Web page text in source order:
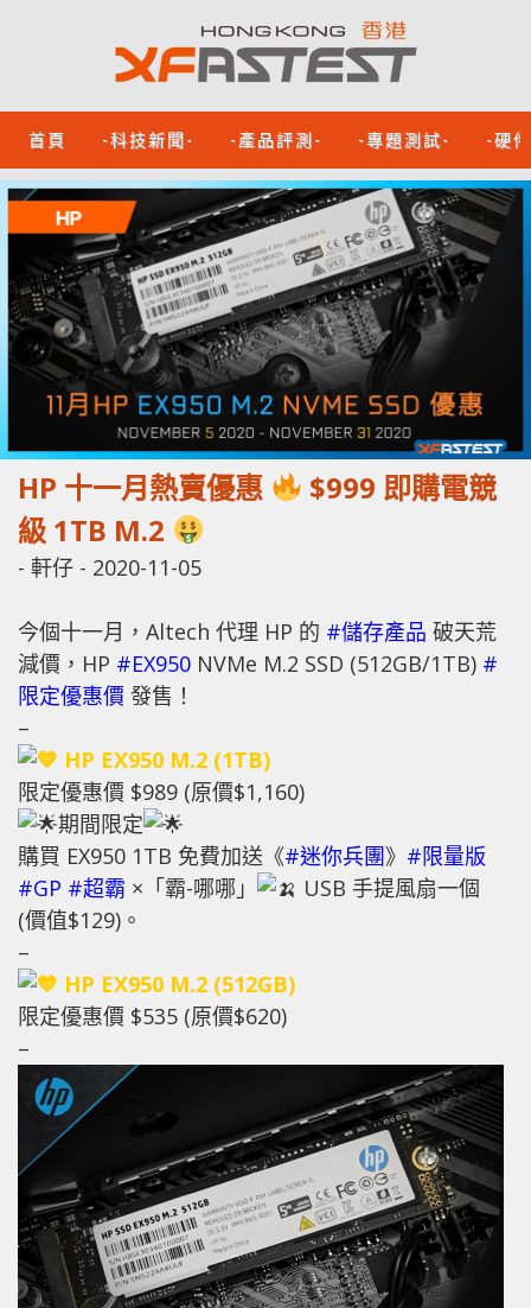
首頁 -科技新聞- -產品評測- -專題測試- -硬
HP 十一月熱賣優惠
$999 即購電競
級 1TB M.2
- 軒仔 - 2020-11-05
今個十一月，Altech 代理 HP 的 #儲存產品 破天荒
減價，HP #EX950 NVMe M.2 SSD (512GB/1TB) #
限定優惠價 發售！
–
HP EX950 M.2 (1TB)
限定優惠價 $989 (原價$1,160)
期間限定
購買 EX950 1TB 免費加送《#迷你兵團》 #限量版
#GP #超霸 ×「霸-哪哪」
USB 手提風扇一個
(價值$129)。
–
HP EX950 M.2 (512GB)
限定優惠價 $535 (原價$620)
–